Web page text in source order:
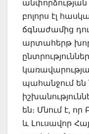
բոլորս էլ
ճգնաժամից
արտահերթ
պահանջում են
են։ Մնում է,
և Լուսավոր